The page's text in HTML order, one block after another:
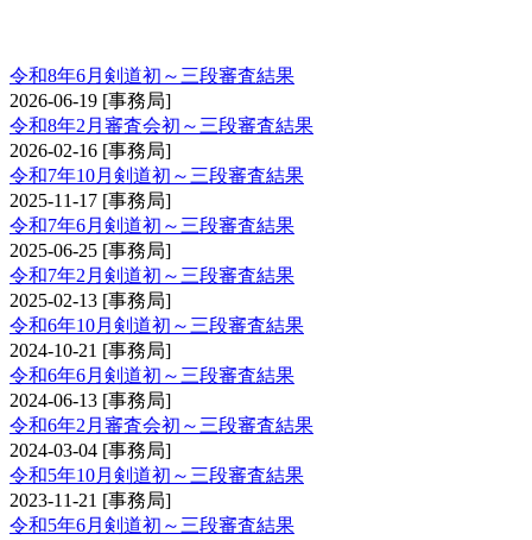
令和8年6月剣道初～三段審査結果
2026-06-19 [事務局]
令和8年2月審査会初～三段審査結果
2026-02-16 [事務局]
令和7年10月剣道初～三段審査結果
2025-11-17 [事務局]
令和7年6月剣道初～三段審査結果
2025-06-25 [事務局]
令和7年2月剣道初～三段審査結果
2025-02-13 [事務局]
令和6年10月剣道初～三段審査結果
2024-10-21 [事務局]
令和6年6月剣道初～三段審査結果
2024-06-13 [事務局]
令和6年2月審査会初～三段審査結果
2024-03-04 [事務局]
令和5年10月剣道初～三段審査結果
2023-11-21 [事務局]
令和5年6月剣道初～三段審査結果